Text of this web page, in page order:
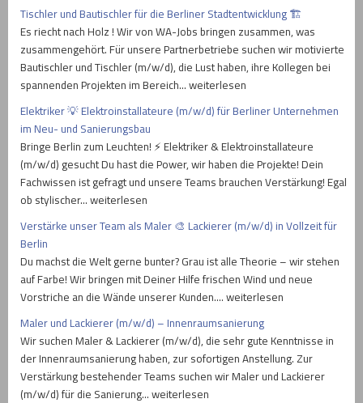
Tischler und Bautischler für die Berliner Stadtentwicklung 🏗
Es riecht nach Holz ! Wir von WA-Jobs bringen zusammen, was
zusammengehört. Für unsere Partnerbetriebe suchen wir motivierte
Bautischler und Tischler (m/w/d), die Lust haben, ihre Kollegen bei
spannenden Projekten im Bereich… weiterlesen
Elektriker 💡 Elektroinstallateure (m/w/d) für Berliner Unternehmen
im Neu- und Sanierungsbau
Bringe Berlin zum Leuchten! ⚡ Elektriker & Elektroinstallateure
(m/w/d) gesucht Du hast die Power, wir haben die Projekte! Dein
Fachwissen ist gefragt und unsere Teams brauchen Verstärkung! Egal
ob stylischer… weiterlesen
Verstärke unser Team als Maler 🎨 Lackierer (m/w/d) in Vollzeit für
Berlin
Du machst die Welt gerne bunter? Grau ist alle Theorie – wir stehen
auf Farbe! Wir bringen mit Deiner Hilfe frischen Wind und neue
Vorstriche an die Wände unserer Kunden.… weiterlesen
Maler und Lackierer (m/w/d) – Innenraumsanierung
Wir suchen Maler & Lackierer (m/w/d), die sehr gute Kenntnisse in
der Innenraumsanierung haben, zur sofortigen Anstellung. Zur
Verstärkung bestehender Teams suchen wir Maler und Lackierer
(m/w/d) für die Sanierung… weiterlesen